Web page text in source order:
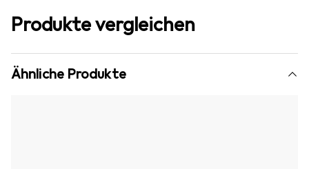
Produkte vergleichen
Ähnliche Produkte